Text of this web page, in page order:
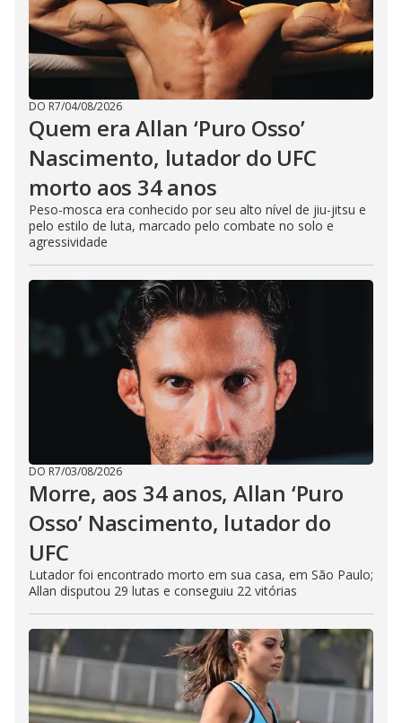
DO R7/04/08/2026
Quem era Allan ‘Puro Osso’
Nascimento, lutador do UFC
morto aos 34 anos
Peso-mosca era conhecido por seu alto nível de jiu-jitsu e
pelo estilo de luta, marcado pelo combate no solo e
agressividade
DO R7/03/08/2026
Morre, aos 34 anos, Allan ‘Puro
Osso’ Nascimento, lutador do
UFC
Lutador foi encontrado morto em sua casa, em São Paulo;
Allan disputou 29 lutas e conseguiu 22 vitórias